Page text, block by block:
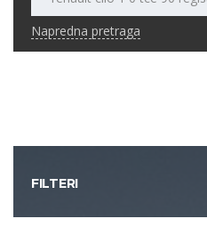
Napredna pretraga
FILTERI